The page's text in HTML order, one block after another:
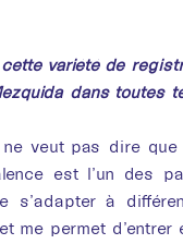
variété de
dans toutes
veut pas dire que
est l’un des
s’adapter à
me permet